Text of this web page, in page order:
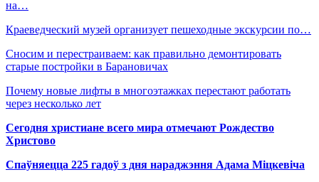
на…
Краеведческий музей организует пешеходные экскурсии по…
Сносим и перестраиваем: как правильно демонтировать
старые постройки в Барановичах
Почему новые лифты в многоэтажках перестают работать
через несколько лет
Сегодня христиане всего мира отмечают Рождество
Христово
Спаўняецца 225 гадоў з дня нараджэння Адама Міцкевіча